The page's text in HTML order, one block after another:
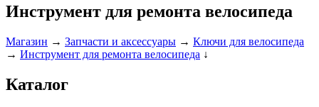
Инструмент для ремонта велосипеда
Магазин → Запчасти и аксессуары → Ключи для велосипеда
→ Инструмент для ремонта велосипеда ↓
Каталог